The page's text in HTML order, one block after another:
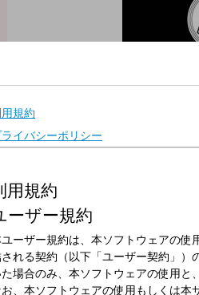
放送局
放送時間
2025年9月8日（月）27:00～
番組名
78 musi-curate SOUND FUJI